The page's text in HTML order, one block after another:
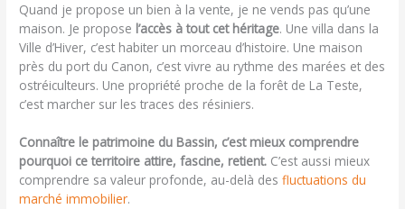
Quand je propose un bien à la vente, je ne vends pas qu’une
maison. Je propose l’accès à tout cet héritage. Une villa dans la
Ville d’Hiver, c’est habiter un morceau d’histoire. Une maison
près du port du Canon, c’est vivre au rythme des marées et des
ostréiculteurs. Une propriété proche de la forêt de La Teste,
c’est marcher sur les traces des résiniers.
Connaître le patrimoine du Bassin, c’est mieux comprendre
pourquoi ce territoire attire, fascine, retient. C’est aussi mieux
comprendre sa valeur profonde, au-delà desfluctuations du
marché immobilier.